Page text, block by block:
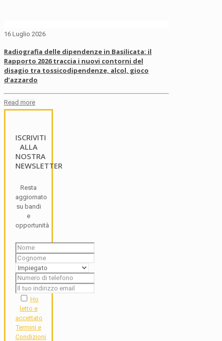
16 Luglio 2026
Radiografia delle dipendenze in Basilicata: il
Rapporto 2026 traccia i nuovi contorni del
disagio tra tossicodipendenze, alcol, gioco
d’azzardo
Read more
ISCRIVITI
ALLA
NOSTRA
NEWSLETTER
Resta
aggiornato
su bandi
e
opportunità
Ho
letto e
accettato
Termini e
Condizioni